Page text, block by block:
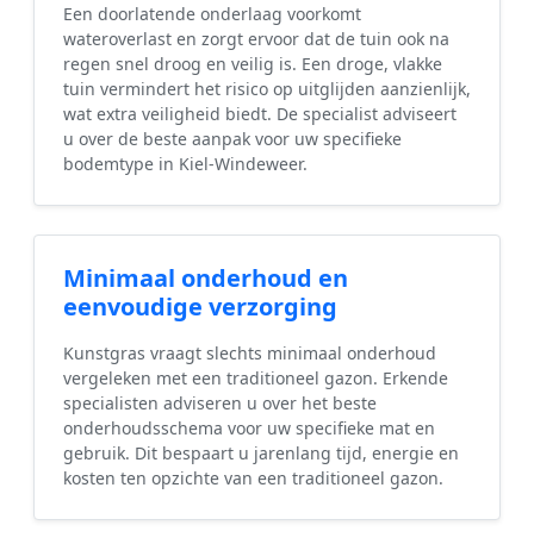
Een doorlatende onderlaag voorkomt
wateroverlast en zorgt ervoor dat de tuin ook na
regen snel droog en veilig is. Een droge, vlakke
tuin vermindert het risico op uitglijden aanzienlijk,
wat extra veiligheid biedt. De specialist adviseert
u over de beste aanpak voor uw specifieke
bodemtype in Kiel-Windeweer.
Minimaal onderhoud en
eenvoudige verzorging
Kunstgras vraagt slechts minimaal onderhoud
vergeleken met een traditioneel gazon. Erkende
specialisten adviseren u over het beste
onderhoudsschema voor uw specifieke mat en
gebruik. Dit bespaart u jarenlang tijd, energie en
kosten ten opzichte van een traditioneel gazon.